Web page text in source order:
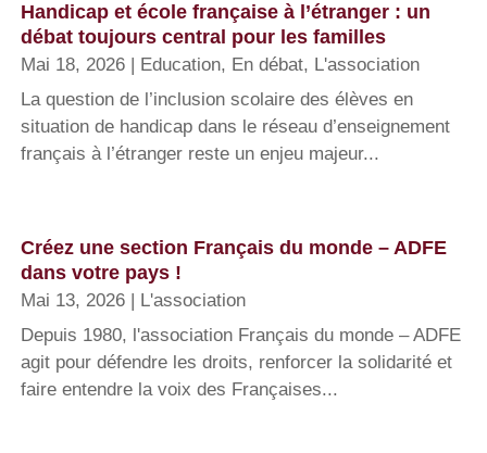
Handicap et école française à l’étranger : un
débat toujours central pour les familles
Mai 18, 2026 Education, En débat, L'association
La question de l’inclusion scolaire des élèves en
situation de handicap dans le réseau d’enseignement
français à l’étranger reste un enjeu majeur...
Créez une section Français du monde – ADFE
dans votre pays !
Mai 13, 2026
L'association
Depuis 1980, l'association Français du monde – ADFE
agit pour défendre les droits, renforcer la solidarité et
faire entendre la voix des Françaises...